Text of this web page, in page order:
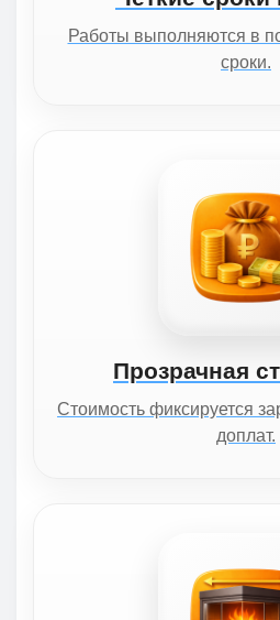
Работы выполняются в
сроки.
Прозрачная
Стоимость фиксируется
доплат.